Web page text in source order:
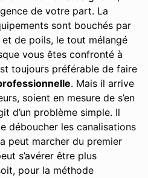
de votre part. La
sont bouchés par
de poils, le tout mélangé
vous êtes confronté à
toujours préférable de faire
. Mais il arrive
soient en mesure de s’en
d’un problème simple. Il
déboucher les canalisations
peut marcher du premier
s’avérer être plus
pour la méthode